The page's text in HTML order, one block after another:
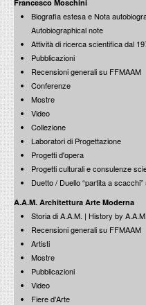
Francesco Moschini
Biografia estesa e Nota
Autobiographical note
Attività di ricerca scientifica dal
Pubblicazioni
Recensioni generali su FFMAAM
Conferenze
Mostre
Video
Collezione
Laboratori di Progettazione
Progetti d'opera
Progetti culturali e consulenze
Duetto / Duello “partita a
A.A.M. Architettura Arte Moderna
Storia di A.A.M. | History by A.A.M.
Recensioni generali su FFMAAM
Artisti
Mostre
Pubblicazioni
Video
Fiere d'Arte